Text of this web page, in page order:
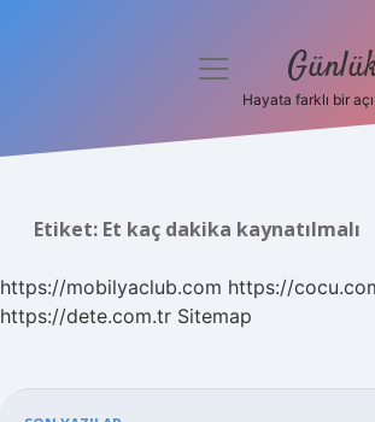
Hakkımızda
menüyü
Hayata farklı bir
Etiket: Et kaç dakika kaynatılmalı
https://mobilyaclub.com https://
https://dete.com.tr Sitemap